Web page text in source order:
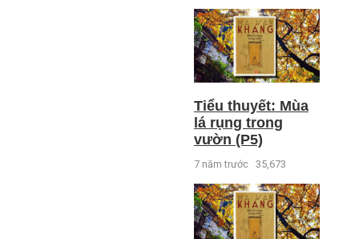
Tiểu thuyết: Mùa
lá rụng trong
vườn (P5)
7 năm trước 35,673